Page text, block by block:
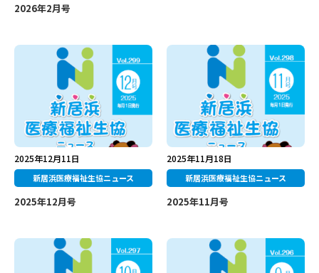
2026年2月号
2025年12月11日
新居浜医療福祉生協ニュース
2025年12月号
2025年11月18日
新居浜医療福祉生協ニュース
2025年11月号